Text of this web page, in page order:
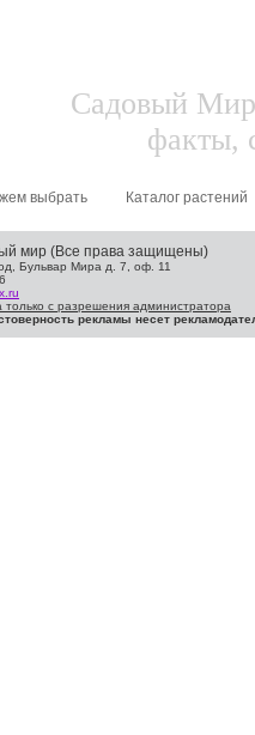
Садовый
факты,
выбрать Каталог растений
мир (Все права защищены)
Бульвар Мира д. 7, оф. 11
с разрешения администратора
рекламы несет